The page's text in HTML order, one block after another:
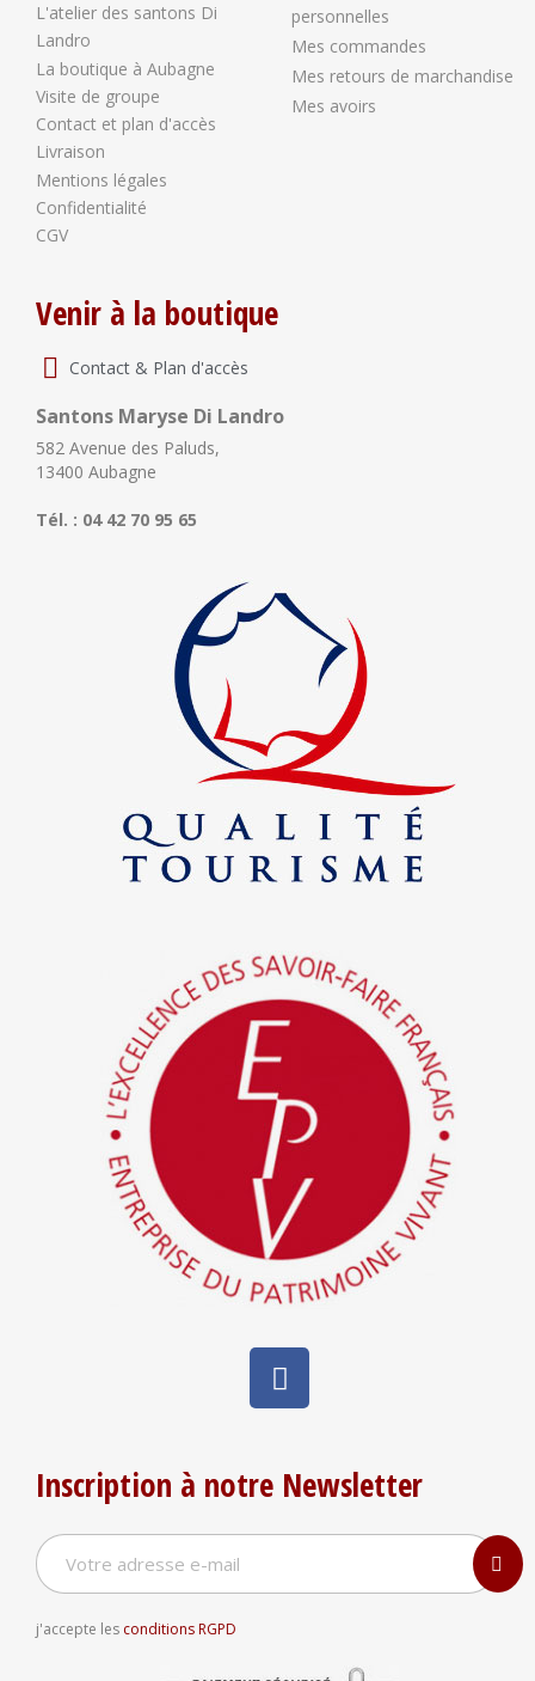
L'atelier des santons Di
Landro
La boutique à Aubagne
Visite de groupe
Contact et plan d'accès
Livraison
Mentions légales
Confidentialité
CGV
personnelles
Mes commandes
Mes retours de marchandise
Mes avoirs
Venir à la boutique
Contact & Plan d'accès
Santons Maryse Di Landro
582 Avenue des Paluds,
13400 Aubagne
Tél. : 04 42 70 95 65
Inscription à notre Newsletter
j'accepte les conditions RGPD